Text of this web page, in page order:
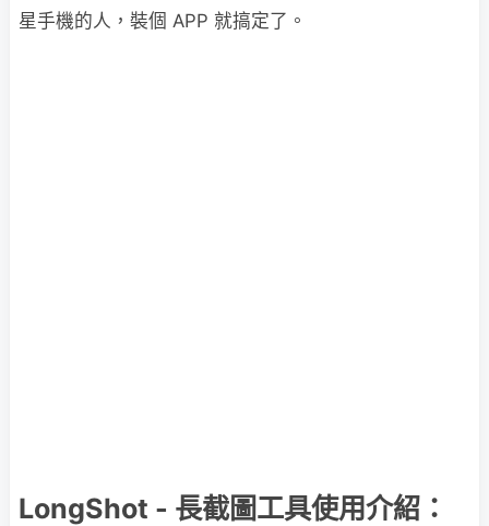
星手機的人，裝個 APP 就搞定了。
LongShot - 長截圖工具使用介紹：